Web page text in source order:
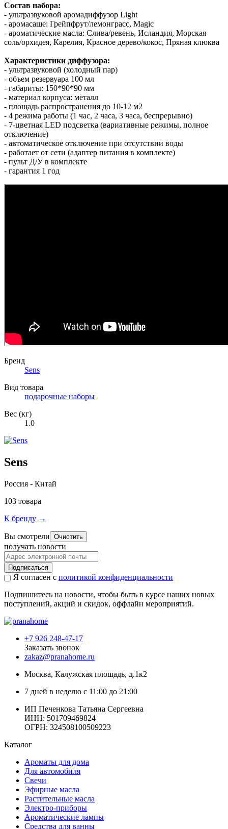
Состав набора:
- ультразвуковой аромадиффузор Light
- аромасаше: Грейпфрут/лемонграсс, Magic
- ароматические масла: Слива/ревень, Исландия, Морская
соль/орхидея, Карелия, Красное дерево/кокос, Пряная клюква
Характеристики диффузора:
- ультразвуковой (холодный пар)
- объем резервуара 100 мл
- габариты: 150*90*90 мм
- материал корпуса: металл
- площадь распространения до 10-12 м2
- 4 режима работы (1 час, 2 часа, 3 часа, беспрерывно)
- 7-цветная LED подсветка (вариативные режимы, полное
отключение)
- автоматическое отключение при отсутствии воды
- работает от сети (адаптер питания в комплекте)
- пульт Д/У в комплекте
- гарантия 1 год
Бренд
Sens
Вид товара
подарочные наборы
Вес (кг)
1.0
Sens
Россия - Китай
103 товара
К бренду →
Вы смотрели Очистить
получать новости
Подписаться
Я согласен с политикой конфиденциальности
Подпишитесь на новости, чтобы быть в курсе наших новых
поступлений, акций и скидок, оффлайн мероприятий.
+7 926 248-47-17
Заказать звонок
zakaz@pranahome.ru
Москва, Калужская площадь, д.1к2
7 дней в неделю с 11:00 до 21:00
ИП Печенкова Татьяна Сергеевна
ИНН: 501709469824
ОГРН: 324508100509223
Каталог
Ароматы для дома
Для автомобиля
Свечи
Эфирные масла
Растительные масла
Электро-приборы
Ароматические лампы
Средства для ванны